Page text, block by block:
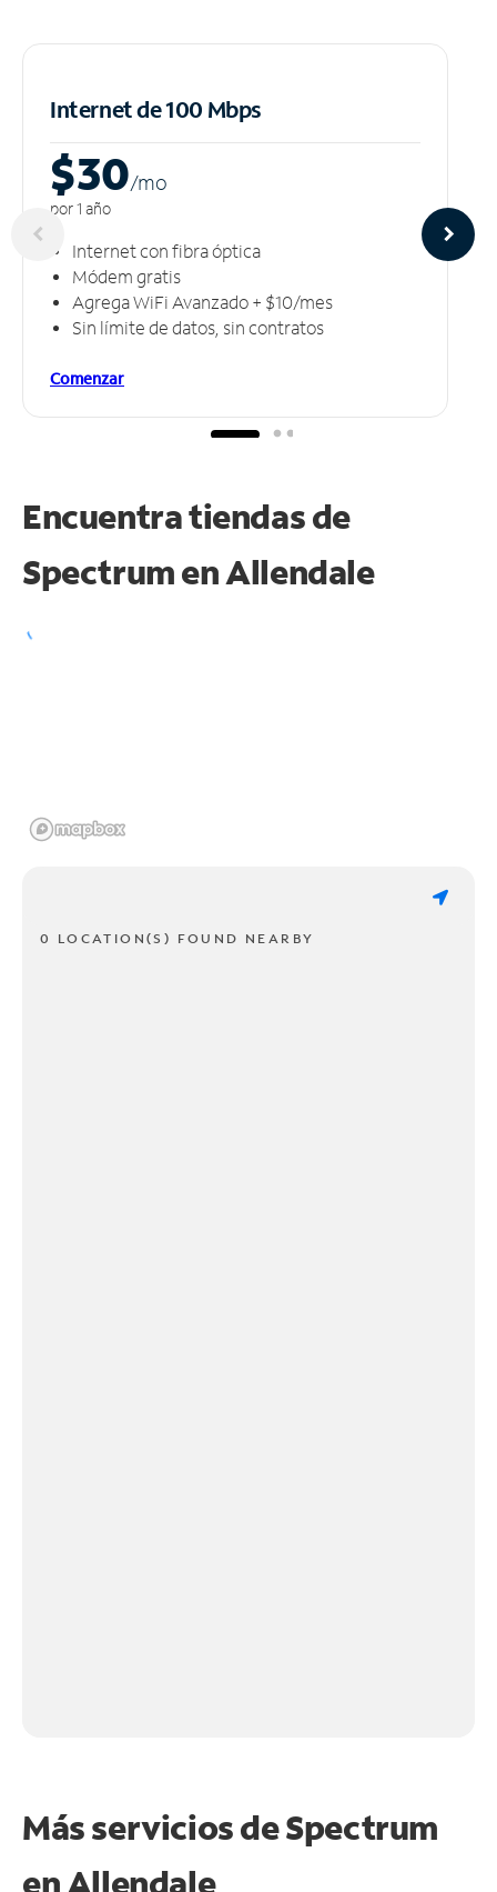
Internet de 100 Mbps
$30/mo
por 1 año
Internet con fibra óptica
Módem gratis
Agrega WiFi Avanzado + $10/mes
Sin límite de datos, sin contratos
Comenzar
Encuentra tiendas de
Spectrum enAllendale
0 LOCATION(S) FOUND NEARBY
Más servicios de Spectrum
en Allendale